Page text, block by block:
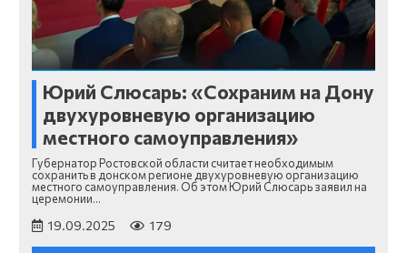
Юрий Слюсарь: «Сохраним на Дону
двухуровневую организацию
местного самоуправления»
Губернатор Ростовской области считает необходимым
сохранить в донском регионе двухуровневую организацию
местного самоуправления. Об этом Юрий Слюсарь заявил на
церемонии…
19.09.2025 179